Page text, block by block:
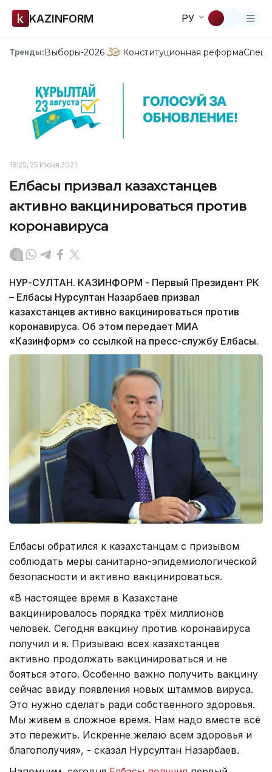
KAZINFORM РУ
Тренды:Выборы-2026 Конституционная реформа
18:25, 25 Июня 2021
Елбасы призвал казахстанцев
активно вакцинироваться против
коронавируса
НУР-СУЛТАН. КАЗИНФОРМ - Первый Президент РК
– Елбасы Нурсултан Назарбаев призвал
казахстанцев активно вакцинироваться против
коронавируса. Об этом передает МИА
«Казинформ» со ссылкой на пресс-службу Елбасы.
Елбасы обратился к казахстанцам с призывом
соблюдать меры санитарно-эпидемиологической
безопасности и активно вакцинироваться.
«В настоящее время в Казахстане
вакцинировалось порядка трёх миллионов
человек. Сегодня вакцину против коронавируса
получил и я. Призываю всех казахстанцев
активно продолжать вакцинироваться и не
бояться этого. Особенно важно получить вакцину
сейчас ввиду появления новых штаммов вируса.
Это нужно сделать ради собственного здоровья.
Мы живем в сложное время. Нам надо вместе всё
это пережить. Искренне желаю всем здоровья и
благополучия», - сказал Нурсултан Назарбаев.